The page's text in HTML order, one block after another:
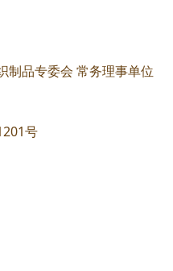
制品专委会 常务理事单位
号